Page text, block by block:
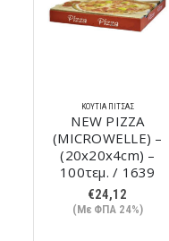
ΚΟΥΤΙΆ ΠΊΤΣΑΣ
NEW PIZZA
(MICROWELLE) –
(20x20x4cm) –
100τεμ. / 1639
€24,12
(Με ΦΠΑ 24%)